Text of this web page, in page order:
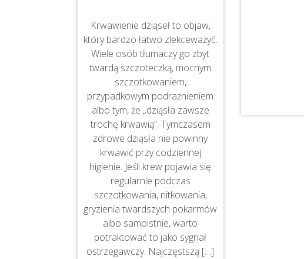
Krwawienie dziąseł to objaw,
który bardzo łatwo zlekceważyć.
Wiele osób tłumaczy go zbyt
twardą szczoteczką, mocnym
szczotkowaniem,
przypadkowym podrażnieniem
albo tym, że „dziąsła zawsze
trochę krwawią”. Tymczasem
zdrowe dziąsła nie powinny
krwawić przy codziennej
higienie. Jeśli krew pojawia się
regularnie podczas
szczotkowania, nitkowania,
gryzienia twardszych pokarmów
albo samoistnie, warto
potraktować to jako sygnał
ostrzegawczy. Najczęstszą […]